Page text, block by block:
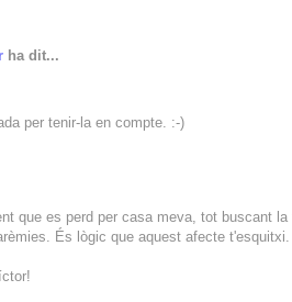
ha dit...
per tenir-la en compte. :-)
que es perd per casa meva, tot buscant
És lògic que aquest afecte t'esquitxi.